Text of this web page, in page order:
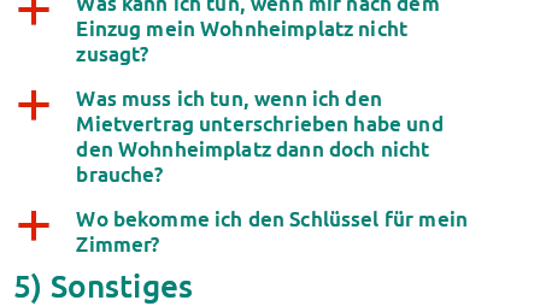
a
Einzug mein Wohnheimplatz nicht
zusagt?
a
Was muss ich tun, wenn ich den
Mietvertrag unterschrieben habe und
den Wohnheimplatz dann doch nicht
brauche?
a
Wo bekomme ich den Schlüssel für mein
Zimmer?
5) Sonstiges